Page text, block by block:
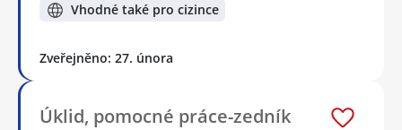
Vhodné také pro cizince
Zveřejněno: 27. února
Úklid, pomocné práce-zedník